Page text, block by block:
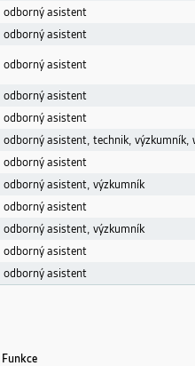
odborný asistent
odborný asistent
odborný asistent
odborný asistent
odborný asistent
odborný asistent, technik, výzkumník,
odborný asistent
odborný asistent, výzkumník
odborný asistent
odborný asistent, výzkumník
odborný asistent
odborný asistent
Funkce